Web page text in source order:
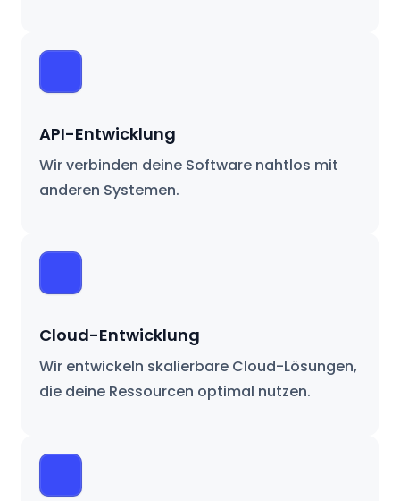
API-Entwicklung
Wir verbinden deine Software nahtlos mit
anderen Systemen.
Cloud-Entwicklung
Wir entwickeln skalierbare Cloud-Lösungen,
die deine Ressourcen optimal nutzen.